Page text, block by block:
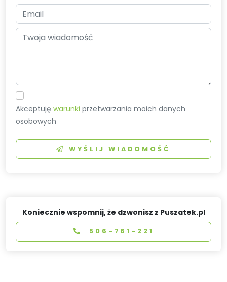
Akceptujęwarunki przetwarzania moich danych
osobowych
WYŚLIJ WIADOMOŚĆ
Koniecznie wspomnij, że dzwonisz z Puszatek.pl
506-761-221